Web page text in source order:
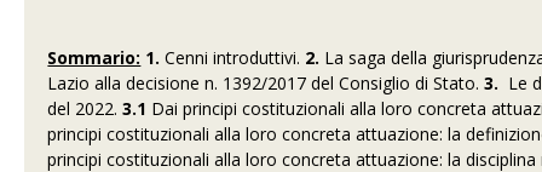
Sommario: 1. Cenni introduttivi. 2. La saga della
Lazio alla decisione n. 1392/2017 del Consiglio di Stato.3. Le
del 2022.3.1 Dai principi costituzionali alla loro concreta
principi costituzionali alla loro concreta attuazione: la
principi costituzionali alla loro concreta attuazione: la